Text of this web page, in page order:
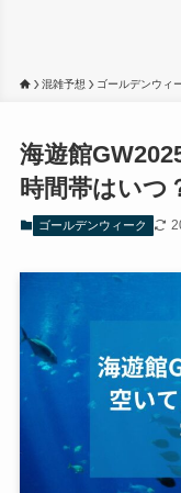
混雑予想 ゴールデンウィ
海遊館
時間帯はいつ
ゴールデンウィーク